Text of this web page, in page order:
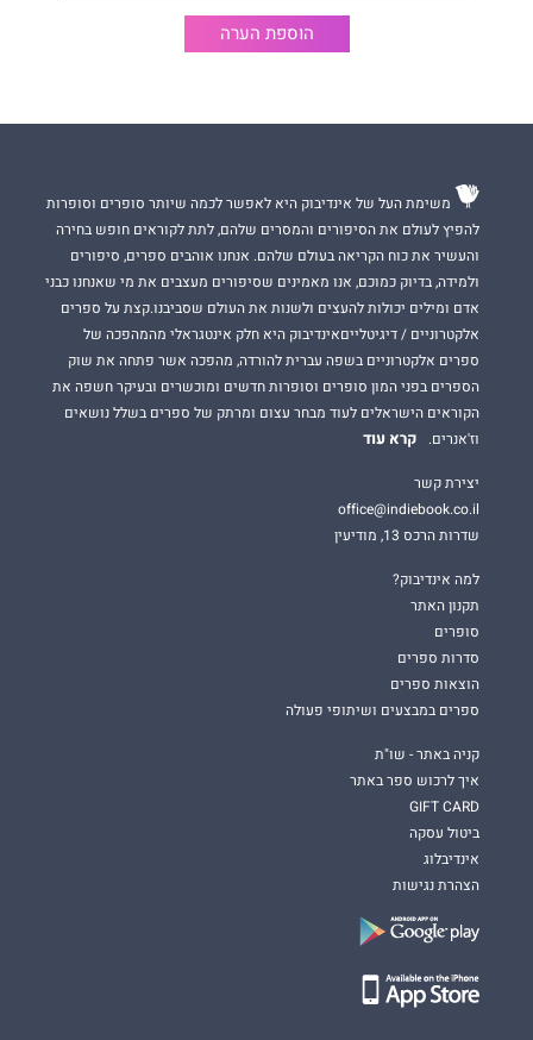
אך נגזר עליהם לחיות במאה ה־ 21.
"עידן היוצריםהוא רומן העוסק בזהות ומהות בעידן המהפכה
"אחד מהספרים החשובים של השנה הוא ספרה שלקרן ליטני, יועצת
ומרצה בחסד, פמיניסטית במעשים ולא רק בדיבורים. קראתי אותו
ביום אחד בנשימה עצורה. נדיר למצוא ספר כה מהנה ומועיל לקריירה
של כולנו".
ד"ר אשר עידן, עתידן
הוספת הערה
משימת העל של אינדיבוק היא לאפשר לכמה שיותר סופרים וסופרות
להפיץ לעולם את הסיפורים והמסרים שלהם, לתת לקוראים חופש בחירה
והעשיר את כוח הקריאה בעולם שלהם. אנחנו אוהבים ספרים, סיפורים
ולמידה, בדיוק כמוכם, אנו מאמינים שסיפורים מעצבים את מי שאנחנו כבני
אדם ומילים יכולות להעצים ולשנות את העולם שסביבנו.קצת על ספרים
אלקטרוניים / דיגיטלייםאינדיבוק היא חלק אינטגראלי מהמהפכה של
ספרים אלקטרוניים בשפה עברית להורדה, מהפכה אשר פתחה את שוק
הספרים בפני המון סופרים וסופרות חדשים ומוכשרים ובעיקר חשפה את
הקוראים הישראלים לעוד מבחר עצום ומרתק של ספרים בשלל נושאים
וז'אנרים.
קרא עוד
יצירת קשר
office@indiebook.co.il
שדרות הרכס 13, מודיעין
למה אינדיבוק?
תקנון האתר
סופרים
סדרות ספרים
הוצאות ספרים
ספרים במבצעים ושיתופי פעולה
קניה באתר - שו"ת
איך לרכוש ספר באתר
GIFT CARD
ביטול עסקה
אינדיבלוג
הצהרת נגישות